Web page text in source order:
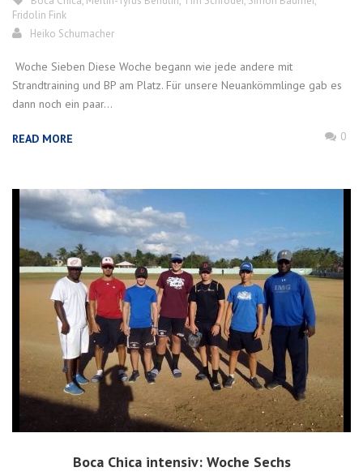
Fridolin Fink
Heiko Schumacher
Woche Sieben Diese Woche begann wie jede andere mit
Strandtraining und BP am Platz. Für unsere Neuankömmlinge gab es
dann noch ein paar...
READ MORE 0
Boca Chica intensiv: Woche Sechs